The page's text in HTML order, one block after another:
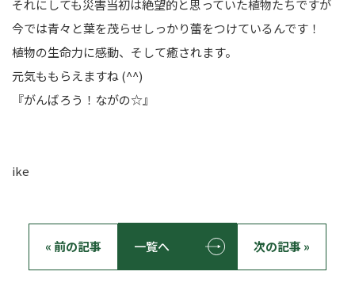
それにしても災害当初は絶望的と思っていた植物たちですが
今では青々と葉を茂らせしっかり蕾をつけているんです！
植物の生命力に感動、そして癒されます。
元気ももらえますね (^^)
『がんばろう！ながの☆』
ike
« 前の記事 一覧へ 次の記事 »